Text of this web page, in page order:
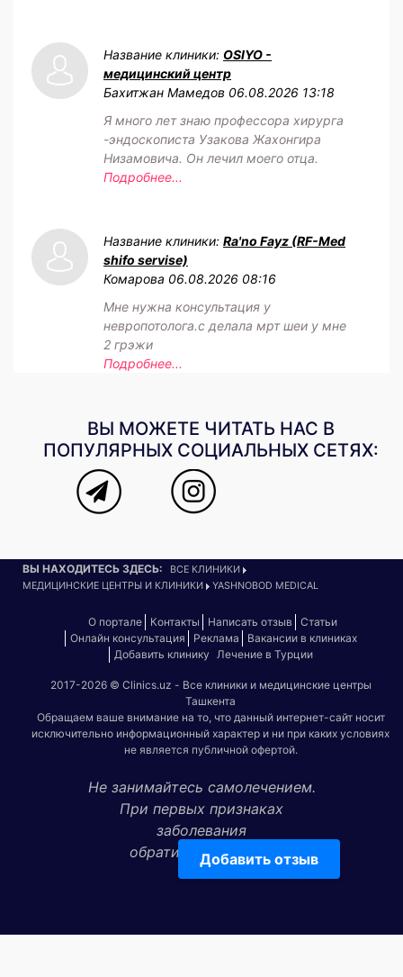
Добавить отзыв
Название клиники: OSIYO -
медицинский центр
Бахитжан Мамедов 06.08.2026 13:18
Я много лет знаю профессора хирурга
-эндоскописта Узакова Жахонгира
Низамовича. Он лечил моего отца.
Подробнее...
Название клиники: Ra'no Fayz (RF-Med
shifo servise)
Комарова 06.08.2026 08:16
Мне нужна консультация у
невропотолога.с делала мрт шеи у мне
2 грэжи
Подробнее...
ВЫ МОЖЕТЕ ЧИТАТЬ НАС В
ПОПУЛЯРНЫХ СОЦИАЛЬНЫХ СЕТЯХ:
ВЫ НАХОДИТЕСЬ ЗДЕСЬ:
ВСЕ КЛИНИКИ
МЕДИЦИНСКИЕ ЦЕНТРЫ И КЛИНИКИ
YASHNOBOD MEDICAL
О портале Контакты Написать отзыв
Статьи
Онлайн консультация
Реклама
Вакансии в клиниках
Добавить клинику Лечение в Турции
2017-2026 © Clinics.uz - Все клиники и медицинские центры
Ташкента
Обращаем ваше внимание на то, что данный интернет-сайт носит
исключительно информационный характер и ни при каких условиях
не является публичной офертой.
Не занимайтесь самолечением.
При первых признаках
заболевания
обратитесь к врачу!